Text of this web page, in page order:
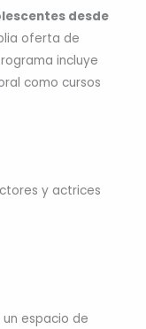
desde
oferta de
incluye
como cursos
y actrices
espacio de